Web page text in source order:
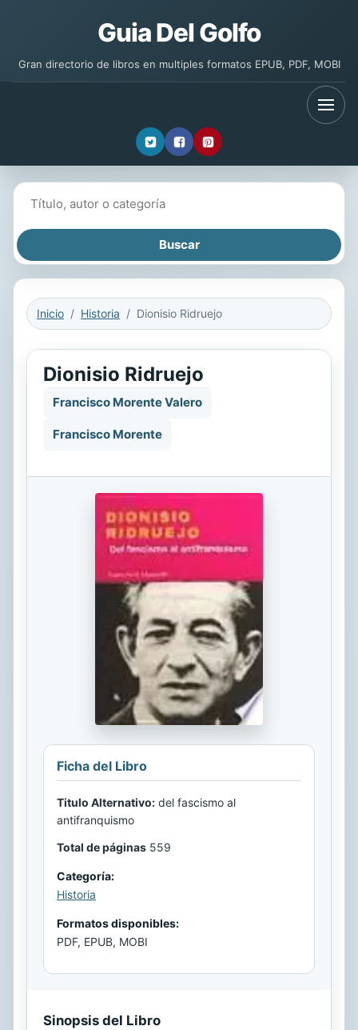
Guia Del Golfo
Gran directorio de libros en multiples formatos EPUB, PDF, MOBI
Inicio Historia Dionisio Ridruejo
Dionisio Ridruejo
Francisco Morente Valero
Francisco Morente
Ficha del Libro
Titulo Alternativo: del fascismo al
antifranquismo
Total de páginas 559
Categoría:
Historia
Formatos disponibles:
PDF, EPUB, MOBI
Sinopsis del Libro